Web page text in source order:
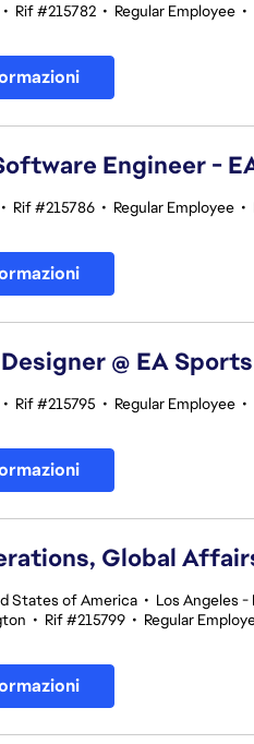
• Rif #215782 • Regular Employee •
Engineer -
• Rif #215786 • Regular Employee •
@ EA
• Rif #215795 • Regular Employee •
Global
States of America • Los Angeles
• Rif #215799 • Regular